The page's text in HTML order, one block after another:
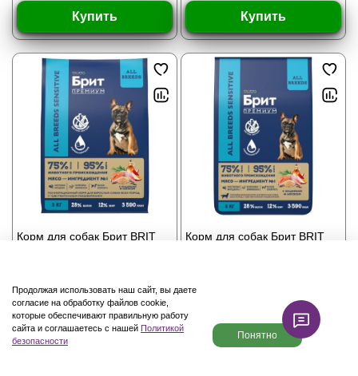
Купить Купить
Корм для собак Брит BRIT
2 отзыва
1 792 ₽
Корм для собак Брит BRIT
3 875 ₽
Продолжая использовать наш сайт, вы даете
согласие на обработку файлов cookie,
которые обеспечивают правильную работу
сайта и соглашаетесь с нашей Политикой
безопасности
Понятно